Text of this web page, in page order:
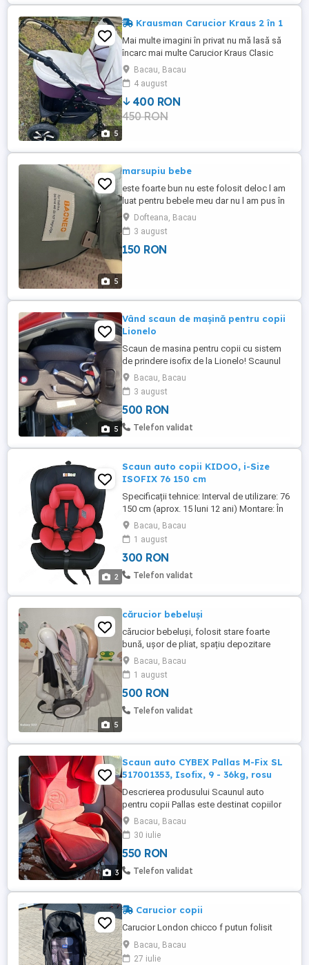
5
Krausman Carucior Kraus 2 în 1
Mai multe imagini în privat nu mă lasă să
încarc mai multe Carucior Kraus Clasic
Beige Purple Capotina caruciorului este
facuta dintr-un material respirabil, care
rezista la apa, vant si are protectie solara
Tesaturi lavabile la masina de spalat,
interiorul este fabricat din bumbac.
Bacau, Bacau
4 august
400 RON
450 RON
5
marsupiu bebe
este foarte bun nu este folosit deloc l am
luat pentru bebele meu dar nu l am pus în
el niciodată
Dofteana, Bacau
3 august
150 RON
5
Vând scaun de mașină pentru copii
Lionelo
Scaun de masina pentru copii cu sistem
de prindere isofix de la Lionelo! Scaunul
este in stare perfecta! Categoria 15-36 de
kg!
Bacau, Bacau
3 august
500 RON
Telefon validat
2
Scaun auto copii KIDOO, i-Size
ISOFIX 76 150 cm
Specificații tehnice: Interval de utilizare: 76
150 cm (aprox. 15 luni 12 ani) Montare: În
sensul de mers (forward-facing) Metodă
de instalare: ISOFIX cu top tether (76 105
cm) ISOFIX + centură de siguranță (100
150 cm) Categorie: i-Size Integrală &
BoosterSeat Neintegrală Greutate maximă
Bacau, Bacau
1 august
300 RON
Telefon validat
5
cărucior bebeluși
cărucior bebeluși, folosit stare foarte
bună, ușor de pliat, spațiu depozitare
dedesubt, lumini ce se pot folosi cu
baterie externa,sistem de frânare. se vinde
pentru ca noi nu mai folosim . . AICI AVETI
LINK CU PRODUSUL NOU!!!!
Bacau, Bacau
1 august
500 RON
Telefon validat
3
Scaun auto CYBEX Pallas M-Fix SL
517001353, Isofix, 9 - 36kg, rosu
Descrierea produsului Scaunul auto
pentru copii Pallas este destinat copiilor
care au greutatea intre 9 kg si 36 kg.
Multumita pernei care se aseaza in fata
copilului,siguranta este mult sporita fata
de scaunele auto traditionale pentru
aceeasi grupa care sunt prevazute cu
Bacau, Bacau
30 iulie
550 RON
Telefon validat
Carucior copii
Carucior London chicco f putun folisit
Bacau, Bacau
27 iulie